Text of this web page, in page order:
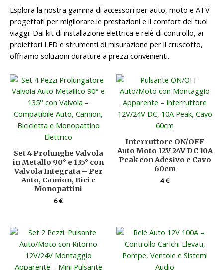
Esplora la nostra gamma di accessori per auto, moto e ATV
progettati per migliorare le prestazioni e il comfort dei tuoi
viaggi. Dai kit di installazione elettrica e relè di controllo, ai
proiettori LED e strumenti di misurazione per il cruscotto,
offriamo soluzioni durature a prezzi convenienti.
Set 4 Prolunghe Valvola
in Metallo 90° e 135° con
Valvola Integrata – Per
Auto, Camion, Bici e
Monopattini
6€
Interruttore ON/OFF
Auto Moto 12V 24V DC 10A
Peak con Adesivo e Cavo
60cm
4€